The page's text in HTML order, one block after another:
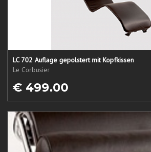
LC 702 Auflage gepolstert mit Kopfkissen
Le Corbusier
€ 499.00